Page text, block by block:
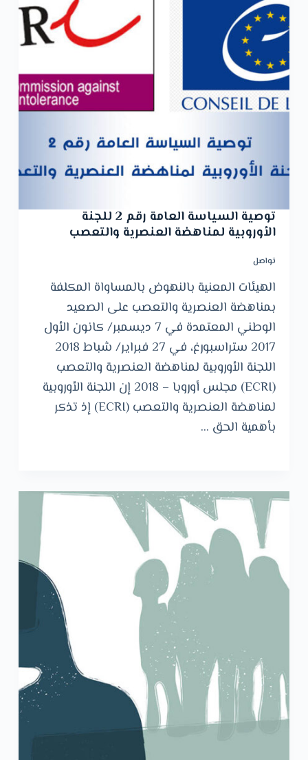
توصية السياسة العامة رقم 2 للجنة
الأوروبية لمناهضة العنصرية والتعصب
تواصل
الهيئات المعنية بالنهوض بالمساواة المكلفة
بمناهضة العنصرية والتعصب على الصعيد
الوطني المعتمدة في 7 ديسمبر/ كانون الأول
2017 ستراسبورغ، في 27 فبراير/ شباط 2018
اللجنة الأوروبية لمناهضة العنصرية والتعصب
(ECRI) مجلس أوروبا – 2018 إن اللجنة الأوروبية
لمناهضة العنصرية والتعصب (ECRI) إذ تذكر
بأهمية الحق …